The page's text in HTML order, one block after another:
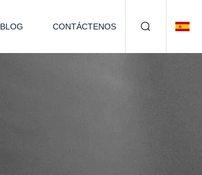
BLOG CONTÁCTENOS